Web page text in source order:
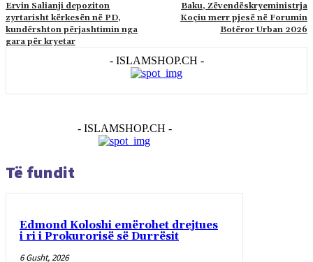
Ervin Salianji depoziton
zyrtarisht kërkesën në PD,
kundërshton përjashtimin nga
gara për kryetar
Baku, Zëvendëskryeministrja
Koçiu merr pjesë në Forumin
Botëror Urban 2026
- ISLAMSHOP.CH -
- ISLAMSHOP.CH -
Të fundit
Edmond Koloshi emërohet drejtues
i ri i Prokurorisë së Durrësit
6 Gusht, 2026